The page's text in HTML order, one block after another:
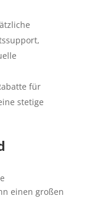
für
stetige
einen großen